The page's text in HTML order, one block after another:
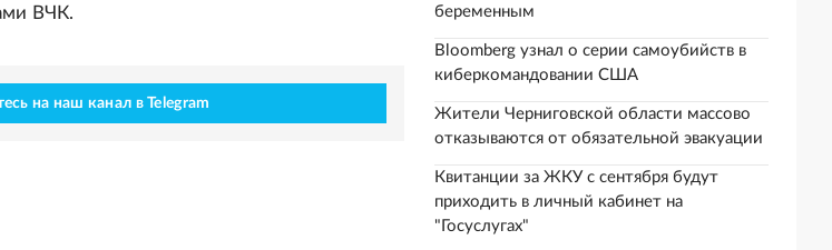
ВЧК.
на наш канал в Telegram
беременным
Bloomberg узнал о серии самоубийств в
киберкомандовании США
Жители Черниговской области массово
отказываются от обязательной эвакуации
Квитанции за ЖКУ с сентября будут
приходить в личный кабинет на
"Госуслугах"